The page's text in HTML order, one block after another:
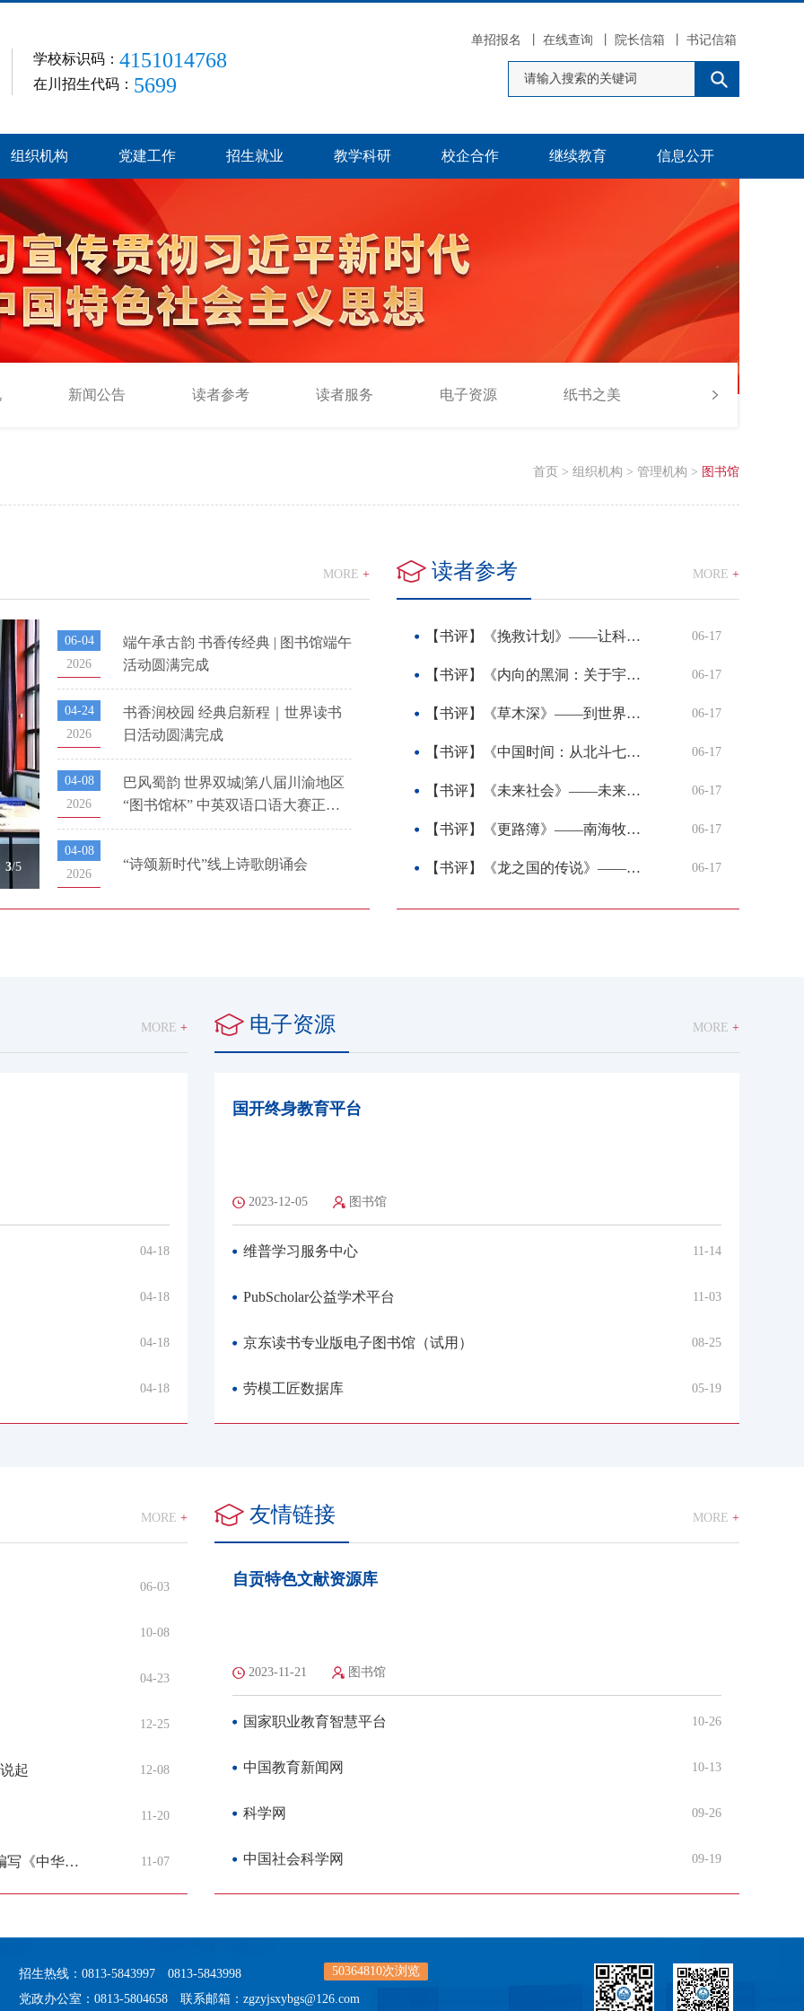
学校标识码： 4151014768
在川招生代码： 5699
单招报名 在线查询 院长信箱 书记信箱
组织机构 党建工作 招生就业 教学科研 校企合作 继续教育 信息公开
新闻公告 读者参考 读者服务 电子资源 纸书之美 友情链接
首页 > 组织机构 > 管理机构 > 图书馆
MORE +
4/5 图书馆的周末
06-04
2026
端午承古韵 书香传经典 | 图书馆端午
活动圆满完成
04-24
2026
书香润校园 经典启新程｜世界读书
日活动圆满完成
04-08
2026
巴风蜀韵 世界双城|第八届川渝地区
“图书馆杯” 中英双语口语大赛正式
启动！
04-08
2026
“诗颂新时代”线上诗歌朗诵会
读者参考 MORE +
【书评】《挽救计划》——让科学与合作照亮未来 06-17
【书评】《内向的黑洞：关于宇宙奥秘的一个终极答案？》——与好奇心共舞，找到属于自己的那颗星 06-17
【书评】《草木深》——到世界的尽头开辟最小的园子 06-17
【书评】《中国时间：从北斗七星到北斗导航》——在时间里感悟中国科技力量 06-17
【书评】《未来社会》——未来，是一种选择 06-17
【书评】《更路簿》——南海牧渔者的“航海秘本” 06-17
【书评】《龙之国的传说》——中国书画的世界回响 06-17
MORE +
04-18
04-18
04-18
04-18
电子资源 MORE +
国开终身教育平台
2023-12-05 图书馆
维普学习服务中心 11-14
PubScholar公益学术平台 11-03
京东读书专业版电子图书馆（试用） 08-25
劳模工匠数据库 05-19
MORE +
06-03
10-08
04-23
12-25
起 12-08
11-20
建构传统文化全民阅读阶梯体系：我们如何着手编写《中华优秀传统文化六百篇》 11-07
友情链接 MORE +
自贡特色文献资源库
2023-11-21 图书馆
国家职业教育智慧平台 10-26
中国教育新闻网 10-13
科学网 09-26
中国社会科学网 09-19
招生热线：0813-5843997 0813-5843998
党政办公室：0813-5804658 联系邮箱：zgzyjsxybgs@126.com
50364810次浏览